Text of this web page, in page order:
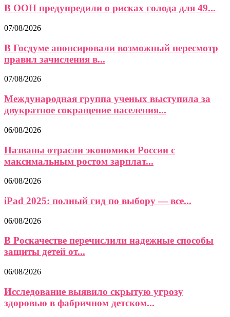
В ООН предупредили о рисках голода для 49...
07/08/2026
В Госдуме анонсировали возможный пересмотр
правил зачисления в...
07/08/2026
Международная группа ученых выступила за
двукратное сокращение населения...
06/08/2026
Названы отрасли экономики России с
максимальным ростом зарплат...
06/08/2026
iPad 2025: полный гид по выбору — все...
06/08/2026
В Роскачестве перечислили надежные способы
защиты детей от...
06/08/2026
Исследование выявило скрытую угрозу
здоровью в фабричном детском...